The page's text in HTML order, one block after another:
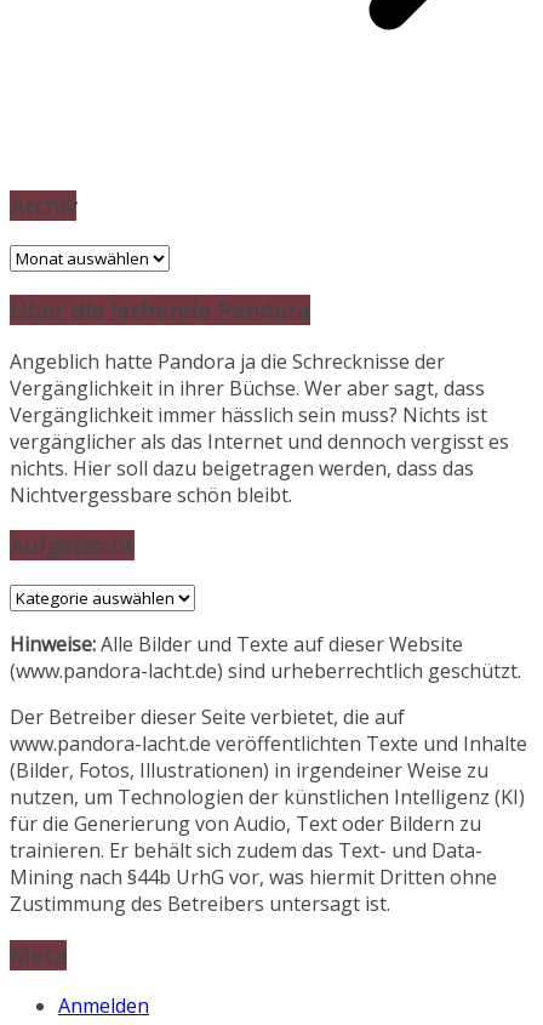
Archiv
Archiv
Über die lachende Pandora
Angeblich hatte Pandora ja die Schrecknisse der
Vergänglichkeit in ihrer Büchse. Wer aber sagt, dass
Vergänglichkeit immer hässlich sein muss? Nichts ist
vergänglicher als das Internet und dennoch vergisst es
nichts. Hier soll dazu beigetragen werden, dass das
Nichtvergessbare schön bleibt.
Aufgetischt
Aufgetischt
Hinweise:Alle Bilder und Texte auf dieser Website
(www.pandora-lacht.de) sind urheberrechtlich geschützt.
Der Betreiber dieser Seite verbietet, die auf
www.pandora-lacht.de veröffentlichten Texte und Inhalte
(Bilder, Fotos, Illustrationen) in irgendeiner Weise zu
nutzen, um Technologien der künstlichen Intelligenz (KI)
für die Generierung von Audio, Text oder Bildern zu
trainieren. Er behält sich zudem das Text- und Data-
Mining nach §44b UrhG vor, was hiermit Dritten ohne
Zustimmung des Betreibers untersagt ist.
Meta
Anmelden